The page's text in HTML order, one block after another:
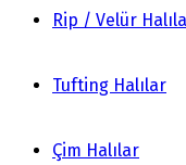
Rip / Velür
Tufting Halılar
Çim Halılar